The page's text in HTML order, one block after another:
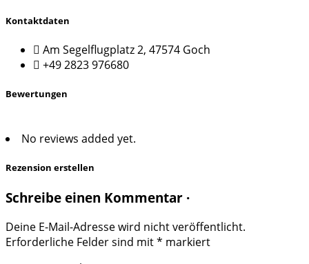
Kontaktdaten
Am Segelflugplatz 2, 47574 Goch
+49 2823 976680
Bewertungen
No reviews added yet.
Rezension erstellen
Schreibe einen Kommentar ·
Deine E-Mail-Adresse wird nicht veröffentlicht.
Erforderliche Felder sind mit* markiert